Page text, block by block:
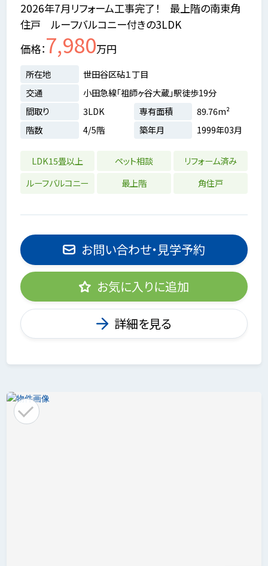
2026年7月リフォーム工事完了！ 最上階の南東角
住戸 ルーフバルコニー付きの3LDK
価格 7,980万円
所在地
世田谷区砧１丁目
交通
小田急線「祖師ヶ谷大蔵」駅徒歩19分
間取り
3LDK 専有面積
89.76m²
階数
4/5階 築年月 1999年03月
LDK15畳以上 ペット相談
リフォーム済み
ルーフバルコニー
最上階 角住戸
お問い合わせ・見学予約
お気に入りに追加
詳細を見る